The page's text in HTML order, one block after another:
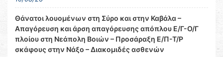
Θάνατοι λουομένων στη Σύρο και στην Καβάλα –
Απαγόρευση και άρση απαγόρευσης απόπλου Ε/Γ-Ο/Γ
πλοίου στη Νεάπολη Βοιών – Προσάραξη Ε/Π-Τ/Ρ
σκάφους στην Νάξο – Διακομιδές ασθενών